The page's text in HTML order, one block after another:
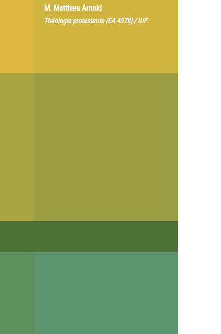
M. Matthieu Arnold
Théologie protestante (EA 4378) / IUF